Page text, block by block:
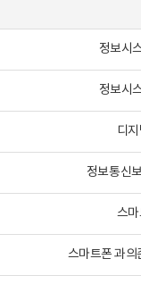
정보시
정보시
디
정보통신
스
스마트폰 과의